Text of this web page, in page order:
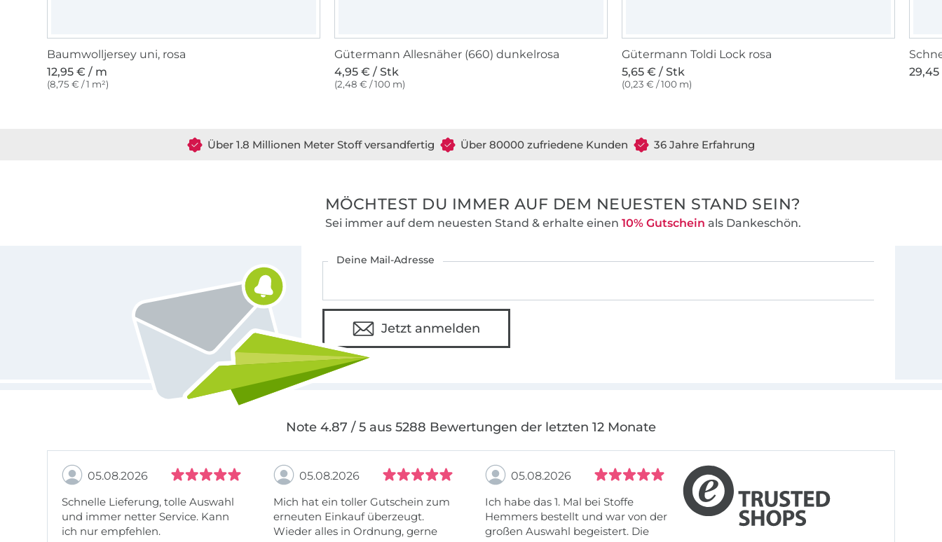
Baumwolljersey uni, rosa
12,95 € / m
(8,75 € / 1 m²)
Gütermann Allesnäher (660) dunkelrosa
4,95 € / Stk
(2,48 € / 100 m)
Gütermann Toldi Lock rosa
5,65 € / Stk
(0,23 € / 100 m)
Über 1.8 Millionen Meter Stoff versandfertig Über 80000 zufriedene Kunden 36 Jahre Erfahrung
MÖCHTEST DU IMMER AUF DEM NEUESTEN STAND SEIN?
Sei immer auf dem neuesten Stand & erhalte einen 10% Gutschein als Dankeschön.
Deine Mail-Adresse
Jetzt anmelden
Note 4.87 / 5 aus 5288 Bewertungen der letzten 12 Monate
05.08.2026
Schnelle Lieferung, tolle Auswahl
und immer netter Service. Kann
ich nur empfehlen.
05.08.2026
Mich hat ein toller Gutschein zum
erneuten Einkauf überzeugt.
Wieder alles in Ordnung, gerne
05.08.2026
Ich habe das 1. Mal bei Stoffe
Hemmers bestellt und war von der
großen Auswahl begeistert. Die